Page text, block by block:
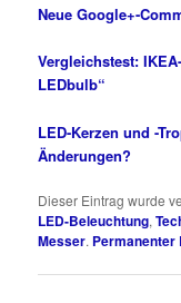
Neue Google+-
Vergleichstest:
LEDbulb“
LED-Kerzen und -
Änderungen?
Dieser Eintrag wurde
LED-Beleuchtung,
Messer. Permanenter